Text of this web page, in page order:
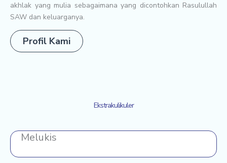
akhlak yang mulia sebagaimana yang dicontohkan Rasulullah
SAW dan keluarganya.
Profil Kami
Ekstrakulikuler
Melukis